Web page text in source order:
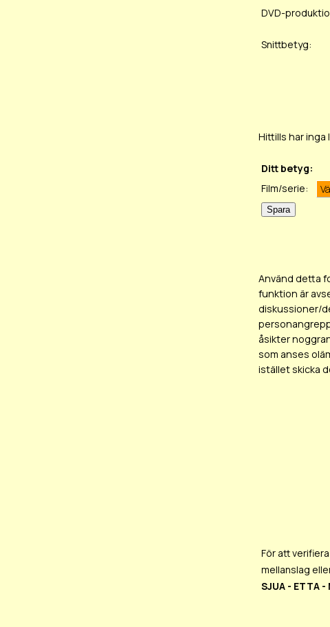
DVD-
Snittbetyg:
Hittills har
Ditt betyg:
Film/serie:
Använd detta
funktion är
diskussioner/
åsikter
som anses
istället skicka
För att
mellanslag
SJUA - ETTA -